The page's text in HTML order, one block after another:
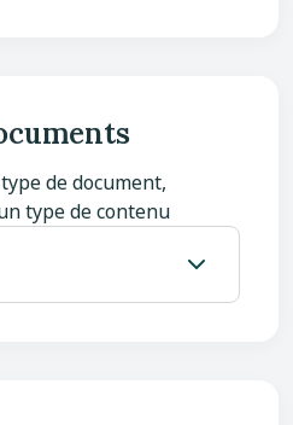
de document,
type de contenu